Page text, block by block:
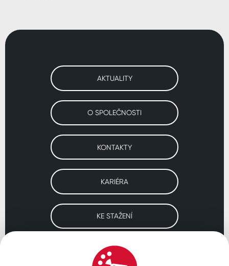
AKTUALITY
O SPOLEČNOSTI
KONTAKTY
KARIÉRA
KE STAŽENÍ
Navštivte naše pobočky